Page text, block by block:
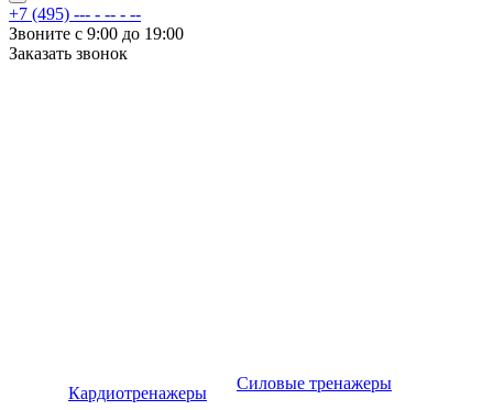
+7 (495) --- - -- - --
Звоните с 9:00 до 19:00
Заказать звонок
Кардиотренажеры
Силовые тренажеры